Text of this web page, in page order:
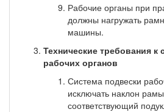
Рабочие органы при
должны нагружать
машины.
Технические требования к
рабочих органов
Система подвески
исключать наклон
соответству­ющий